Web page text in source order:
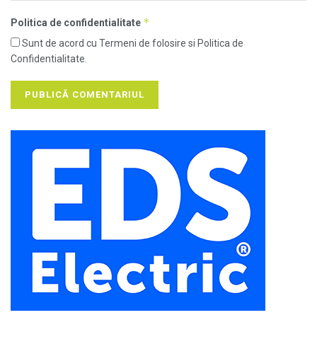
Politica de confidentialitate *
Sunt de acord cu Termeni de folosire si Politica de
Confidentialitate.